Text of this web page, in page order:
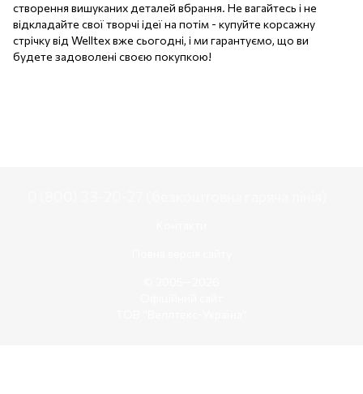
створення вишуканих деталей вбрання. Не вагайтесь і не
відкладайте свої творчі ідеї на потім - купуйте корсажну
стрічку від Welltex вже сьогодні, і ми гарантуємо, що ви
будете задоволені своєю покупкою!